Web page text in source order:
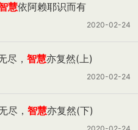
慧依阿赖耶识而有
2020-02-24
尽， 智慧亦复然(上)
2020-02-24
尽， 智慧亦复然(下)